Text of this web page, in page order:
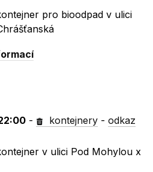
pro bioodpad v ulici
- kontejnery -odkaz
v ulici Pod Mohylou x